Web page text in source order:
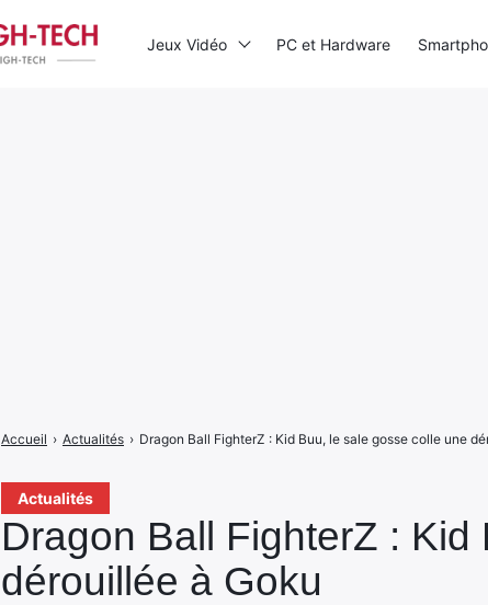
Actualités
Dragon Ball FighterZ :
dérouillée à Goku
Accueil › Actualités › Dragon Ball FighterZ : Kid Buu, le sale gosse colle une
Jeux Vidéo PC et Hardware